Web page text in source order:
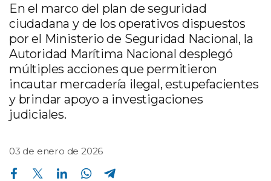
En el marco del plan de seguridad
ciudadana y de los operativos dispuestos
por el Ministerio de Seguridad Nacional, la
Autoridad Marítima Nacional desplegó
múltiples acciones que permitieron
incautar mercadería ilegal, estupefacientes
y brindar apoyo a investigaciones
judiciales.
03 de enero de 2026
Compartir en Facebook Compartir en Twitter Compartir en Linkedin Compartir en Whatsapp